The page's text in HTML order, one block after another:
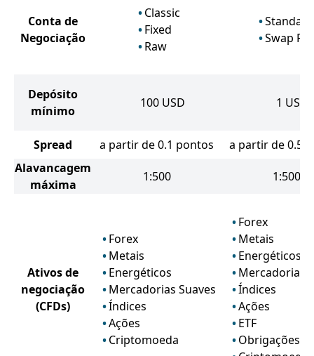
Conta de
Negociação
Classic
Fixed
Raw
Standard
Swap
Depósito
mínimo
100 USD 1 USD
Spread a partir de 0.1 pontos
a partir de 0.5
Alavancagem
máxima
1:500 1:500
Ativos de
negociação
(CFDs)
Forex
Metais
Energéticos
Mercadorias Suaves
Índices
Ações
Criptomoeda
Forex
Metais
Energéticos
Mercadorias
Índices
Ações
ETF
Obrigações